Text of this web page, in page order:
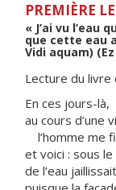
PREMIÈRE
« J’ai vu l’eau
que cette eau
Vidi aquam) (Ez
Lecture du livre
En ces jours-là,
au cours d’une
l’homme me
et voici : sous
de l’eau